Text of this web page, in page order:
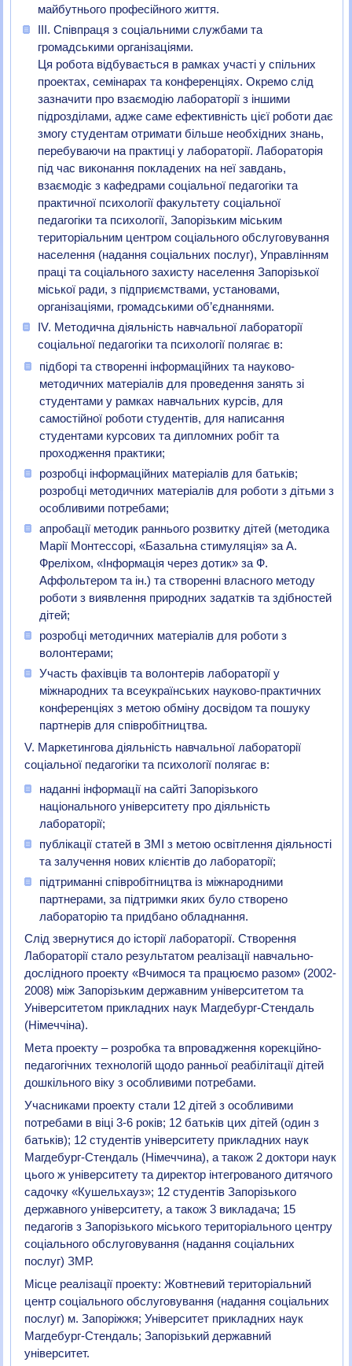
майбутнього професійного життя.
ІІІ. Співпраця з соціальними службами та
громадськими організаціями.
Ця робота відбувається в рамках участі у спільних
проектах, семінарах та конференціях. Окремо слід
зазначити про взаємодію лабораторії з іншими
підрозділами, адже саме ефективність цієї роботи дає
змогу студентам отримати більше необхідних знань,
перебуваючи на практиці у лабораторії. Лабораторія
під час виконання покладених на неї завдань,
взаємодіє з кафедрами соціальної педагогіки та
практичної психології факультету соціальної
педагогіки та психології, Запорізьким міським
територіальним центром соціального обслуговування
населення (надання соціальних послуг), Управлінням
праці та соціального захисту населення Запорізької
міської ради, з підприємствами, установами,
організаціями, громадськими об’єднаннями.
ІV. Методична діяльність навчальної лабораторії
соціальної педагогіки та психології полягає в:
підборі та створенні інформаційних та науково-
методичних матеріалів для проведення занять зі
студентами у рамках навчальних курсів, для
самостійної роботи студентів, для написання
студентами курсових та дипломних робіт та
проходження практики;
розробці інформаційних матеріалів для батьків;
розробці методичних матеріалів для роботи з дітьми з
особливими потребами;
апробації методик раннього розвитку дітей (методика
Марії Монтессорі, «Базальна стимуляція» за А.
Фреліхом, «Інформація через дотик» за Ф.
Аффольтером та ін.) та створенні власного методу
роботи з виявлення природних задатків та здібностей
дітей;
розробці методичних матеріалів для роботи з
волонтерами;
Участь фахівців та волонтерів лабораторії у
міжнародних та всеукраїнських науково-практичних
конференціях з метою обміну досвідом та пошуку
партнерів для співробітництва.
V. Маркетингова діяльність навчальної лабораторії
соціальної педагогіки та психології полягає в:
наданні інформації на сайті Запорізького
національного університету про діяльність
лабораторії;
публікації статей в ЗМІ з метою освітлення діяльності
та залучення нових клієнтів до лабораторії;
підтриманні співробітництва із міжнародними
партнерами, за підтримки яких було створено
лабораторію та придбано обладнання.
Слід звернутися до історії лабораторії. Створення
Лабораторії стало результатом реалізації навчально-
дослідного проекту «Вчимося та працюємо разом» (2002-
2008) між Запорізьким державним університетом та
Університетом прикладних наук Магдебург-Стендаль
(Німеччіна).
Мета проекту – розробка та впровадження корекційно-
педагогічних технологій щодо ранньої реабілітації дітей
дошкільного віку з особливими потребами.
Учасниками проекту стали 12 дітей з особливими
потребами в віці 3-6 років; 12 батьків цих дітей (один з
батьків); 12 студентів університету прикладних наук
Магдебург-Стендаль (Німеччина), а також 2 доктори наук
цього ж університету та директор інтегрованого дитячого
садочку «Кушельхауз»; 12 студентів Запорізького
державного університету, а також 3 викладача; 15
педагогів з Запорізького міського територіального центру
соціального обслуговування (надання соціальних
послуг) ЗМР.
Місце реалізації проекту: Жовтневий територіальний
центр соціального обслуговування (надання соціальних
послуг) м. Запоріжжя; Університет прикладних наук
Магдебург-Стендаль; Запорізький державний
університет.